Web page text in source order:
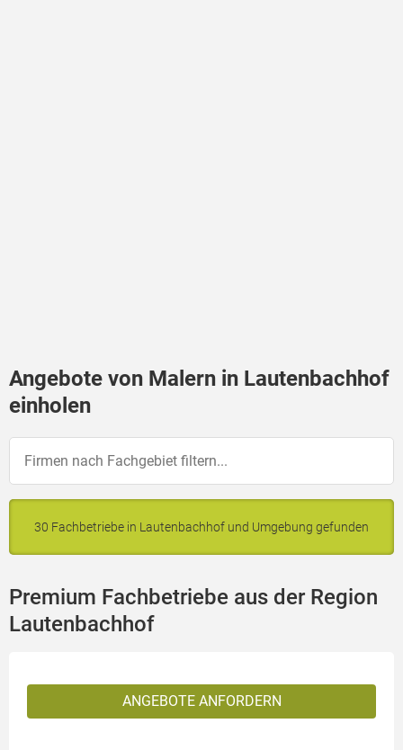
Angebote von Malern in Lautenbachhof
einholen
30 Fachbetriebe in Lautenbachhof und Umgebung gefunden
Premium Fachbetriebe aus der Region
Lautenbachhof
ANGEBOTE ANFORDERN